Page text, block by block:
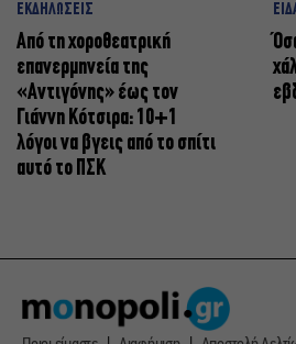
ΕΚΔΗΛΩΣΕΙΣ
Από τη χοροθεατρική
επανερμηνεία της
«Αντιγόνης» έως τον
Γιάννη Κότσιρα: 10+1
λόγοι να βγεις από το σπίτι
αυτό το ΠΣΚ